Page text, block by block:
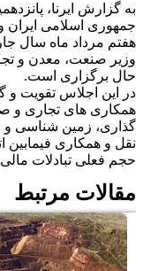
به گزارش ایرنا،
جمهوری اسلامی
هفتم مرداد ماه سال
وزیر صنعت، معدن و
حال برگزاری است.
در این اجلاس تقویت و
همکاری های تجاری و
گذاری، زمین شناسی و
نقل و همکاری فیمابین
حجم فعلی تبادلات مالی میان
مقالات مرتبط